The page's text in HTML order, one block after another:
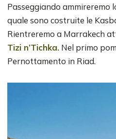
Passeggiando
quale sono costruite le
Rientreremo a Marrakech
Tizi n’Tichka. Nel primo
Pernottamento in Riad.